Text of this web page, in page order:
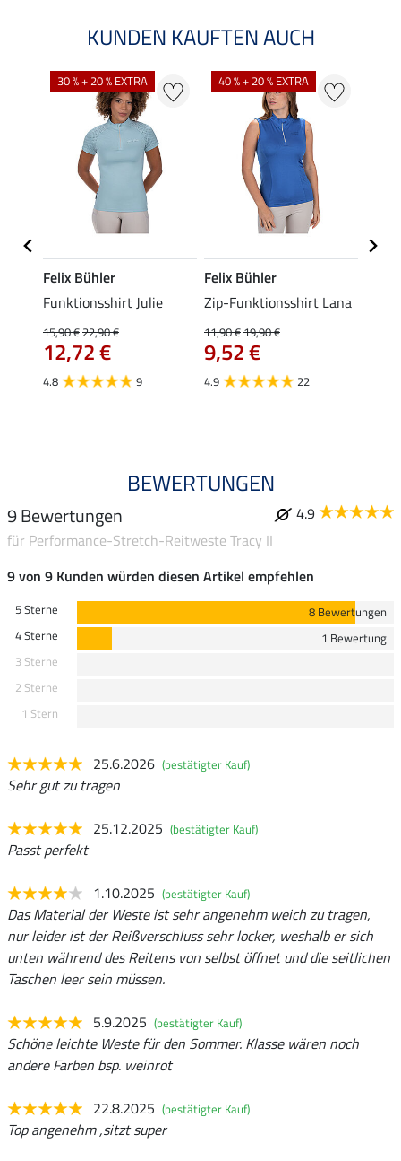
KUNDEN KAUFTEN AUCH
30 % + 20 % EXTRA
Felix Bühler
Funktionsshirt Julie
15,90 €22,90 €
12,72 €
4.8 9
40 % + 20 % EXTRA
Felix Bühler
Zip-Funktionsshirt Lana
11,90 €19,90 €
9,52 €
4.9 22
BEWERTUNGEN
9 Bewertungen
4.9
für Performance-Stretch-Reitweste Tracy II
9 von 9 Kunden würden diesen Artikel empfehlen
5 Sterne
8 Bewertungen
4 Sterne
1 Bewertung
3 Sterne
2 Sterne
1 Stern
25.6.2026 (bestätigter Kauf)
Sehr gut zu tragen
25.12.2025 (bestätigter Kauf)
Passt perfekt
1.10.2025 (bestätigter Kauf)
Das Material der Weste ist sehr angenehm weich zu tragen,
nur leider ist der Reißverschluss sehr locker, weshalb er sich
unten während des Reitens von selbst öffnet und die seitlichen
Taschen leer sein müssen.
5.9.2025 (bestätigter Kauf)
Schöne leichte Weste für den Sommer. Klasse wären noch
andere Farben bsp. weinrot
22.8.2025 (bestätigter Kauf)
Top angenehm ,sitzt super